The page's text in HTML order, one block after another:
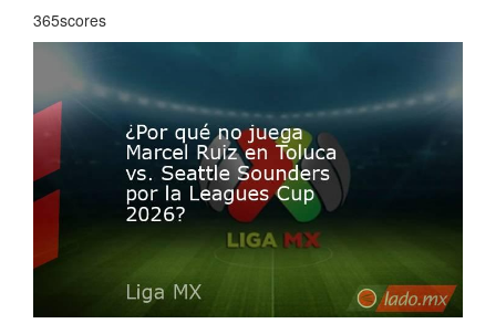
365scores